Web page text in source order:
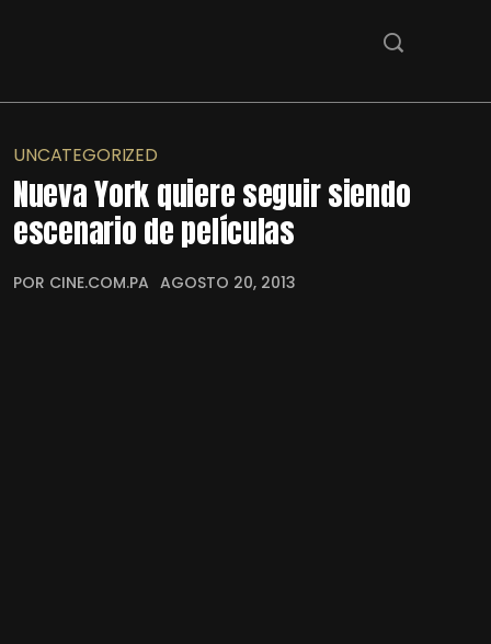
UNCATEGORIZED
Nueva York quiere seguir siendo
escenario de películas
POR CINE.COM.PA AGOSTO 20, 2013